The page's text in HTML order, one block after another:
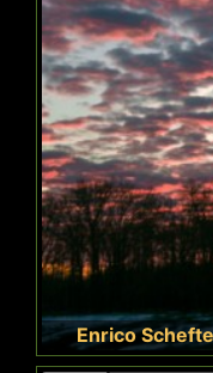
Schefter-